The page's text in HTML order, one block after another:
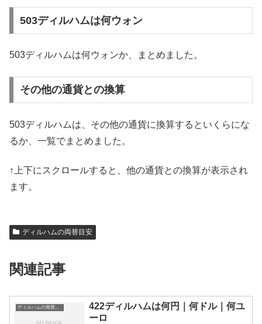
503ディルハムは何ウォン
503ディルハムは何ウォンか、まとめました。
その他の通貨との換算
503ディルハムは、その他の通貨に換算するといくらにな
るか、一覧でまとめました。
↑上下にスクロールすると、他の通貨との換算が表示され
ます。
ディルハムの両替目安
関連記事
ディルハムの両替目安
422ディルハムは何円｜何ドル｜何ユ
ーロ